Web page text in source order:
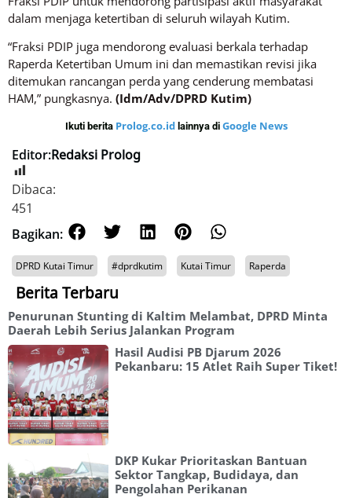
dalam menjaga ketertiban di seluruh wilayah Kutim.
“Fraksi PDIP juga mendorong evaluasi berkala terhadap
Raperda Ketertiban Umum ini dan memastikan revisi jika
ditemukan rancangan perda yang cenderung membatasi
HAM,” pungkasnya. (Idm/Adv/DPRD Kutim)
Ikuti berita Prolog.co.id lainnya di Google News
Editor:Redaksi Prolog
Dibaca:
451
Bagikan:
DPRD Kutai Timur #dprdkutim Kutai Timur Raperda
Berita Terbaru
Penurunan Stunting di Kaltim Melambat, DPRD Minta
Daerah Lebih Serius Jalankan Program
Hasil Audisi PB Djarum 2026
Pekanbaru: 15 Atlet Raih Super Tiket!
DKP Kukar Prioritaskan Bantuan
Sektor Tangkap, Budidaya, dan
Pengolahan Perikanan